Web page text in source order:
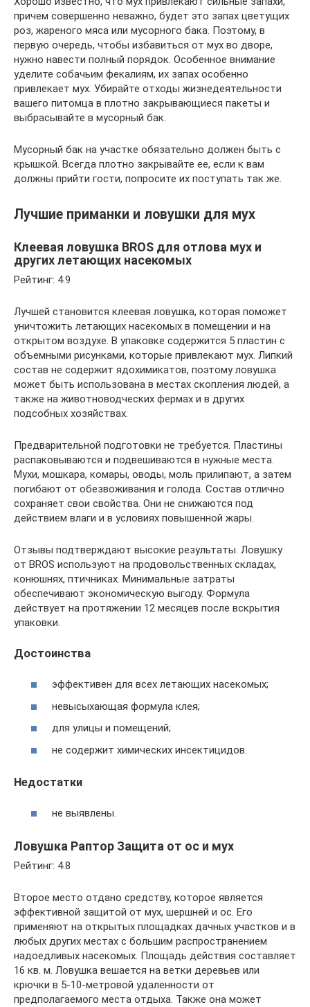
причем совершенно неважно, будет это запах цветущих
роз, жареного мяса или мусорного бака. Поэтому, в
первую очередь, чтобы избавиться от мух во дворе,
нужно навести полный порядок. Особенное внимание
уделите собачьим фекалиям, их запах особенно
привлекает мух. Убирайте отходы жизнедеятельности
вашего питомца в плотно закрывающиеся пакеты и
выбрасывайте в мусорный бак.
Мусорный бак на участке обязательно должен быть с
крышкой. Всегда плотно закрывайте ее, если к вам
должны прийти гости, попросите их поступать так же.
Лучшие приманки и ловушки для мух
Клеевая ловушка BROS для отлова мух и
других летающих насекомых
Рейтинг: 4.9
Лучшей становится клеевая ловушка, которая поможет
уничтожить летающих насекомых в помещении и на
открытом воздухе. В упаковке содержится 5 пластин с
объемными рисунками, которые привлекают мух. Липкий
состав не содержит ядохимикатов, поэтому ловушка
может быть использована в местах скопления людей, а
также на животноводческих фермах и в других
подсобных хозяйствах.
Предварительной подготовки не требуется. Пластины
распаковываются и подвешиваются в нужные места.
Мухи, мошкара, комары, оводы, моль прилипают, а затем
погибают от обезвоживания и голода. Состав отлично
сохраняет свои свойства. Они не снижаются под
действием влаги и в условиях повышенной жары.
Отзывы подтверждают высокие результаты. Ловушку
от BROS используют на продовольственных складах,
конюшнях, птичниках. Минимальные затраты
обеспечивают экономическую выгоду. Формула
действует на протяжении 12 месяцев после вскрытия
упаковки.
Достоинства
эффективен для всех летающих насекомых;
невысыхающая формула клея;
для улицы и помещений;
не содержит химических инсектицидов.
Недостатки
не выявлены.
Ловушка Раптор Защита от ос и мух
Рейтинг: 4.8
Второе место отдано средству, которое является
эффективной защитой от мух, шершней и ос. Его
применяют на открытых площадках дачных участков и в
любых других местах с большим распространением
надоедливых насекомых. Площадь действия составляет
16 кв. м. Ловушка вешается на ветки деревьев или
крючки в 5-10-метровой удаленности от
предполагаемого места отдыха. Также она может